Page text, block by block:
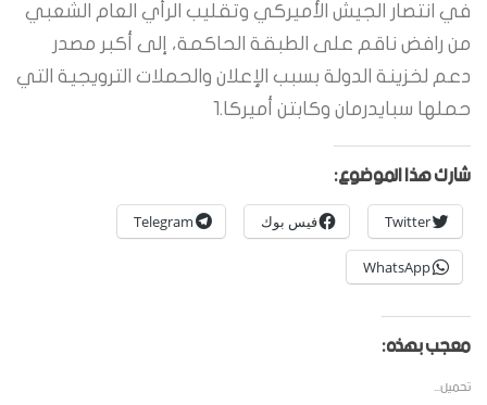
في انتصار الجيش الأميركي وتقليب الرأي العام الشعبي
من رافض ناقم على الطبقة الحاكمة، إلى أكبر مصدر
دعم لخزينة الدولة بسبب الإعلان والحملات الترويجية التي
حملها سبايدرمان وكابتن أميركا.1
شارك هذا الموضوع:
Twitter فيس بوك Telegram
WhatsApp
معجب بهذه:
تحميل...